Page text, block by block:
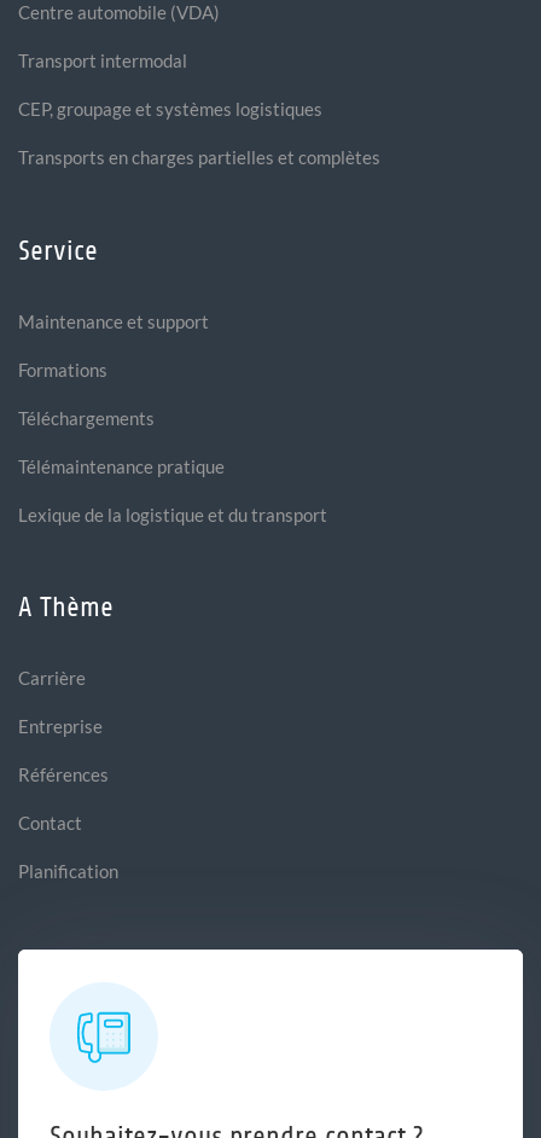
Centre automobile (VDA)
Transport intermodal
CEP, groupage et systèmes logistiques
Transports en charges partielles et complètes
Service
Maintenance et support
Formations
Téléchargements
Télémaintenance pratique
Lexique de la logistique et du transport
A Thème
Carrière
Entreprise
Références
Contact
Planification